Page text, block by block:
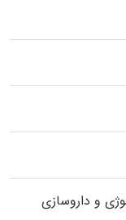
و داروسازی